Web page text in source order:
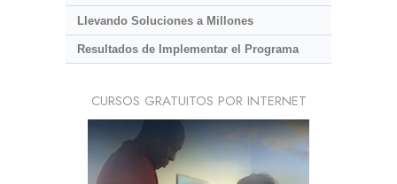
Llevando Soluciones a Millones
Resultados de Implementar el Programa
CURSOS GRATUITOS POR INTERNET